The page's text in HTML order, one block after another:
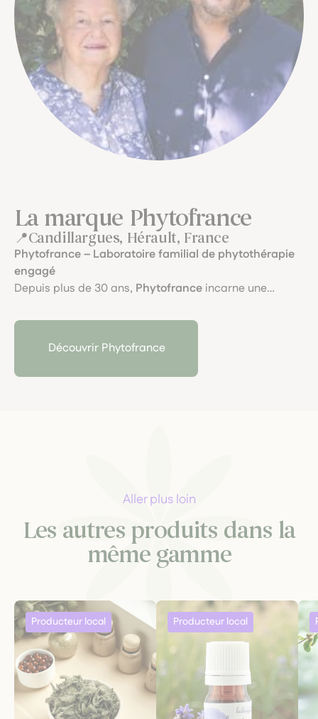
La marque Phytofrance
Candillargues, Hérault, France
Phytofrance – Laboratoire familial de phytothérapie
engagé
Depuis plus de 30 ans, Phytofrance incarne une
herboriste.
Laboratoire familial
fondé par une pharmacienne
passionnée de plantes médicinales, il cultive une
approche exigeante :plantes fraîches, agriculture
Découvrir Phytofrance
Aller plus loin
Les autres produits dans la
même gamme